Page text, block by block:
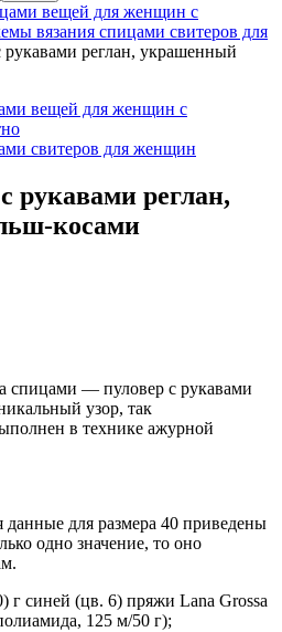
вещей для женщин с
вязания спицами свитеров для
реглан, украшенный
вещей для женщин с
свитеров для женщин
рукавами реглан,
косами
спицами — пуловер с рукавами
узор, так
в технике ажурной
для размера 40 приведены
одно значение, то оно
г синей (цв. 6) пряжи Lana Grossa
125 м/50 г);